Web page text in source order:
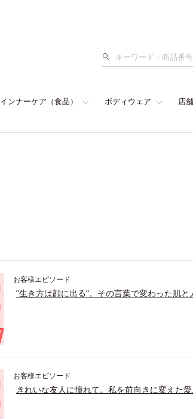
検
インナーケア（食品） ボディウェア 店
お客様エピソード
”生き方は顔に出る”。その言葉で変わった肌と
お客様エピソード
きれいな友人に憧れて。私を前向きに変えた